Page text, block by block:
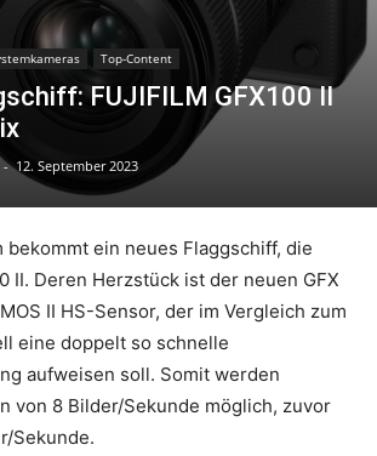
Top-Content
FUJIFILM GFX100 II
- 12. September 2023
bekommt ein neues Flaggschiff, die
II. Deren Herzstück ist der neuen GFX
II HS-Sensor, der im Vergleich zum
eine doppelt so schnelle
aufweisen soll. Somit werden
von 8 Bilder/Sekunde möglich, zuvor
Sekunde.